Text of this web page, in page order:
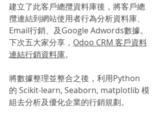
建立了此客戶總攬資料庫後，將客戶總
攬連結到網站使用者行為分析資料庫、
Email行銷、及Google Adwords數據。
下次五大家分享， Odoo CRM 客戶資料
連結行銷資料庫。
將數據整理並整合之後，利用Python
的 Scikit-learn, Seaborn, matplotlib 模
組去分析及優化企業的行銷規劃。